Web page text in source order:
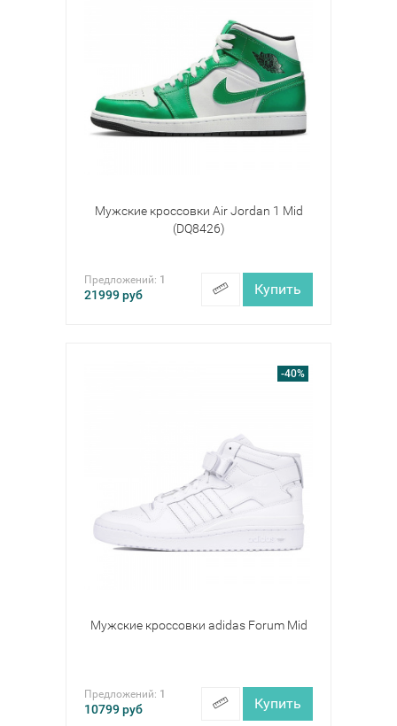
Мужские кроссовки Air Jordan 1 Mid
(DQ8426)
Предложений: 1
21999руб Купить
-40%
Мужские кроссовки adidas Forum Mid
Предложений: 1
10799руб Купить